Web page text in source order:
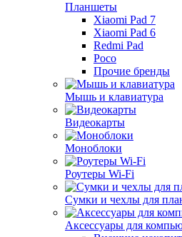
Планшеты
Xiaomi Pad 7
Xiaomi Pad 6
Redmi Pad
Poco
Прочие бренды
Мышь и клавиатура
Видеокарты
Моноблоки
Роутеры Wi-Fi
Сумки и чехлы для
Аксессуары для